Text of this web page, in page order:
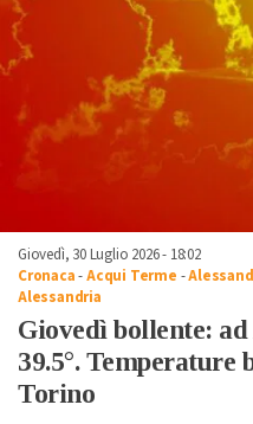
Giovedì, 30 Luglio 2026 - 18:02
Cronaca-Acqui Terme -
Alessandria
Giovedì bollente:
39.5°. Temperature
Torino